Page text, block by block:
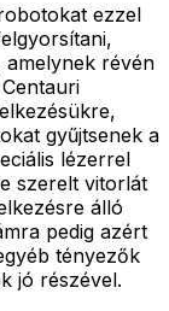
ezzel
amelynek révén
gyűjtsenek a
lézerrel
szerelt vitorlát
álló
pedig azért
tényezők
jó részével.